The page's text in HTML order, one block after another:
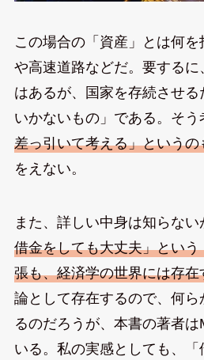
この場合の「資産」とは何
や高速道路などだ。要する
はあるが、国家を存続させ
いかないもの」である。そう
差っ引いて考える」というの
をえない。
また、詳しい中身は知らない
借金をしても大丈夫」とい
張も、経済学の世界には存在
論として存在するので、何
るのだろうが、本書の著者
いる。私の実感としても、